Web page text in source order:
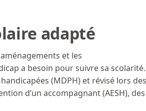
adapté
et les
a besoin pour suivre sa scolarité.
(MDPH) et révisé lors des
d’un accompagnant (AESH), des